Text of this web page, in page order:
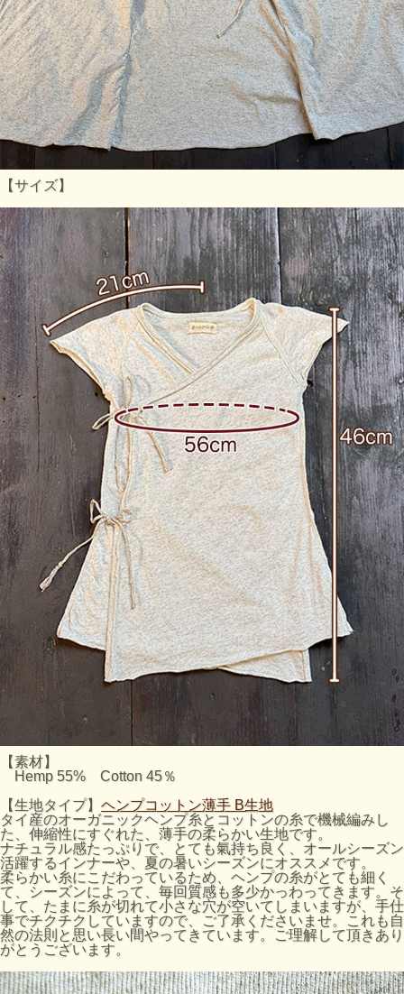
【サイズ】
【素材】
Hemp 55% Cotton 45％
【生地タイプ】 ヘンプコットン薄手 B生地
タイ産のオーガニックヘンプ糸とコットンの糸で機械編みし
た、伸縮性にすぐれた、薄手の柔らかい生地です。
ナチュラル感たっぷりで、とても氣持ち良く、オールシーズン
活躍するインナーや、夏の暑いシーズンにオススメです。
柔らかい糸にこだわっているため、ヘンプの糸がとても細く
て、シーズンによって、毎回質感も多少かっわってきます。そ
して、たまに糸が切れて小さな穴が空いてしまいますが、手仕
事でチクチクしていますので、ご了承くださいませ。これも自
然の法則と思い長い間やってきています。ご理解して頂きあり
がとうございます。